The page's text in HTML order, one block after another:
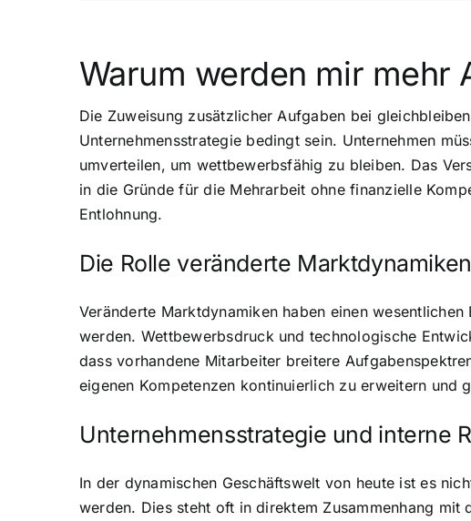
Warum werden mir mehr
Die Zuweisung zusätzlicher Aufgaben bei
Unternehmensstrategie bedingt sein. Unternehmen
umverteilen, um wettbewerbsfähig zu bleiben. Das
in die Gründe für die Mehrarbeit ohne finanzielle
Entlohnung.
Die Rolle veränderte Marktdynamiken
Veränderte Marktdynamiken haben einen
werden. Wettbewerbsdruck und technologische
dass vorhandene Mitarbeiter breitere
eigenen Kompetenzen kontinuierlich zu erweitern
Unternehmensstrategie und interne
In der dynamischen Geschäftswelt von heute ist es
werden. Dies steht oft in direktem Zusammenhang mit